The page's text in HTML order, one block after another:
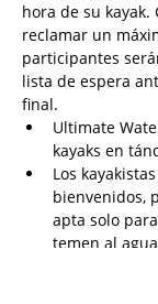
hora de su
reclamar un
participantes
lista de espera
final.
Ultimate
kayaks en
Los
bienvenidos,
apta solo
temen al